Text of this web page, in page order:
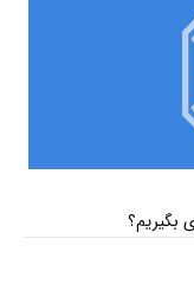
بگیریم؟